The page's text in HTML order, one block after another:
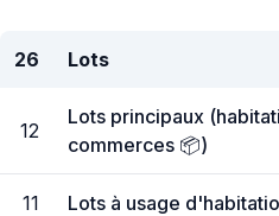
26 Lots
12
Lots principaux
commerces 📦)
11 Lots à usage